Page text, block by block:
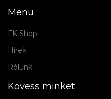
Menü
FK Shop
Hírek
Rólunk
Kövess minket